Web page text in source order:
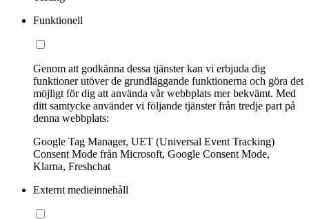
Funktionell
Genom att godkänna dessa tjänster kan vi erbjuda dig
funktioner utöver de grundläggande funktionerna och göra det
möjligt för dig att använda vår webbplats mer bekvämt. Med
ditt samtycke använder vi följande tjänster från tredje part på
denna webbplats:
Google Tag Manager, UET (Universal Event Tracking)
Consent Mode från Microsoft, Google Consent Mode,
Klarna, Freshchat
Externt medieinnehåll